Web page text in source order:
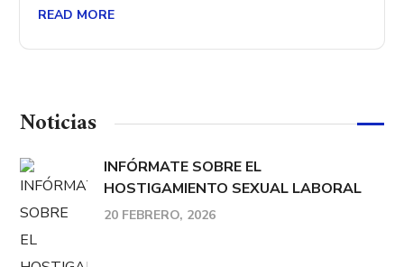
READ MORE
Noticias
INFÓRMATE SOBRE EL
HOSTIGAMIENTO SEXUAL LABORAL
20 FEBRERO, 2026